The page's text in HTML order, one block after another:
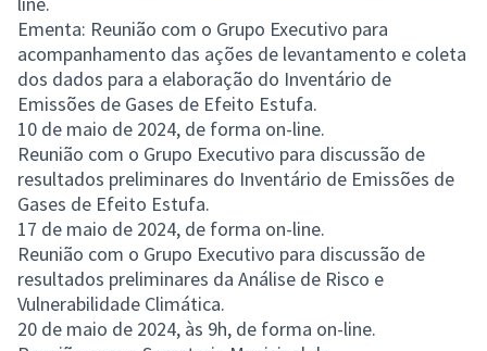
Ementa: Reunião com o Grupo Executivo para
acompanhamento das ações de levantamento e coleta
dos dados para a elaboração do Inventário de
Emissões de Gases de Efeito Estufa.
10 de maio de 2024, de forma on-line.
Reunião com o Grupo Executivo para discussão de
resultados preliminares do Inventário de Emissões de
Gases de Efeito Estufa.
17 de maio de 2024, de forma on-line.
Reunião com o Grupo Executivo para discussão de
resultados preliminares da Análise de Risco e
Vulnerabilidade Climática.
20 de maio de 2024, às 9h, de forma on-line.